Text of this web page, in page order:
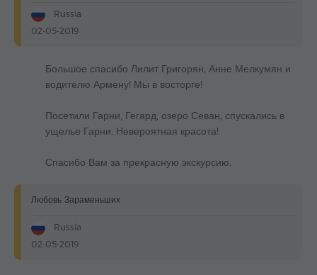
Russia
02-05-2019
Большое спасибо Лилит Григорян, Анне Мелкумян и
водителю Армену! Мы в восторге!
Посетили Гарни, Гегард, озеро Севан, спускались в
ущелье Гарни. Невероятная красота!
Спасибо Вам за прекрасную экскурсию.
Любовь Зараменьших
Russia
02-05-2019